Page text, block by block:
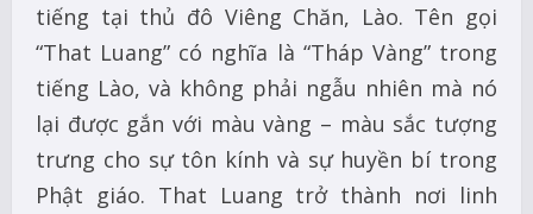
tiếng tại thủ đô Viêng Chăn, Lào. Tên gọi
“That Luang” có nghĩa là “Tháp Vàng” trong
tiếng Lào, và không phải ngẫu nhiên mà nó
lại được gắn với màu vàng – màu sắc tượng
trưng cho sự tôn kính và sự huyền bí trong
Phật giáo. That Luang trở thành nơi linh